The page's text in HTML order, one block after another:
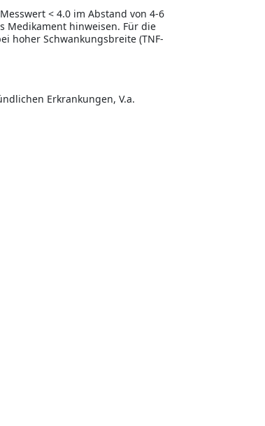
< 4.0 im Abstand von 4-6
Medikament hinweisen. Für die
hoher Schwankungsbreite (TNF-
Erkrankungen, V.a.